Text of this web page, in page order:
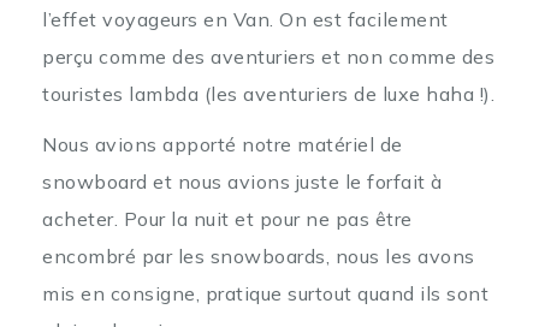
l’effet voyageurs en Van. On est facilement
perçu comme des aventuriers et non comme des
touristes lambda (les aventuriers de luxe haha !).
Nous avions apporté notre matériel de
snowboard et nous avions juste le forfait à
acheter. Pour la nuit et pour ne pas être
encombré par les snowboards, nous les avons
mis en consigne, pratique surtout quand ils sont